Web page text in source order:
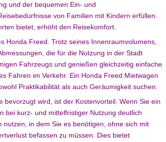
und der bequemen Ein- und
von Familien mit Kindern erfüllen.
bietet, erhöht den Reisekomfort.
Honda Freed. Trotz seines Innenraumvolumens,
die für die Nutzung in der Stadt
Fahrzeugs und genießen gleichzeitig einfache
Fahren im Verkehr. Ein Honda Freed Mietwagen
Praktikabilität als auch Geräumigkeit suchen.
wird, ist der Kostenvorteil. Wenn Sie ein
bei kurz- und mittelfristiger Nutzung deutlich
in dem Sie es benötigen, ohne sich mit
befassen zu müssen. Dies bietet